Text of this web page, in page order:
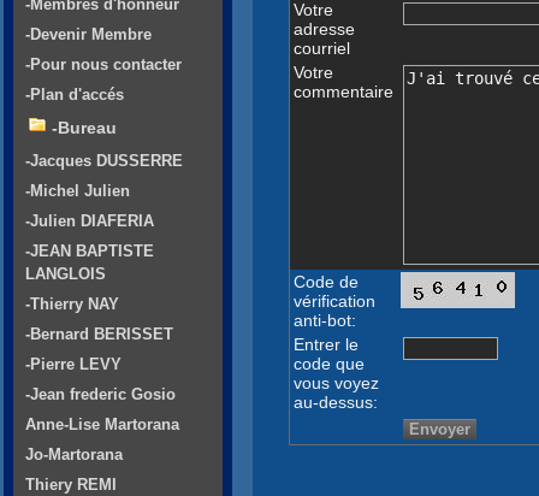
Votre
adresse
courriel
Votre
commentaire
Code de
vérification
anti-bot:
Entrer le
code que
vous voyez
au-dessus:
-Membres d'honneur
-Devenir Membre
-Pour nous contacter
-Plan d'accés
-Bureau
-Jacques DUSSERRE
-Michel Julien
-Julien DIAFERIA
-JEAN BAPTISTE
LANGLOIS
-Thierry NAY
-Bernard BERISSET
-Pierre LEVY
-Jean frederic Gosio
Anne-Lise Martorana
Jo-Martorana
Thiery REMI